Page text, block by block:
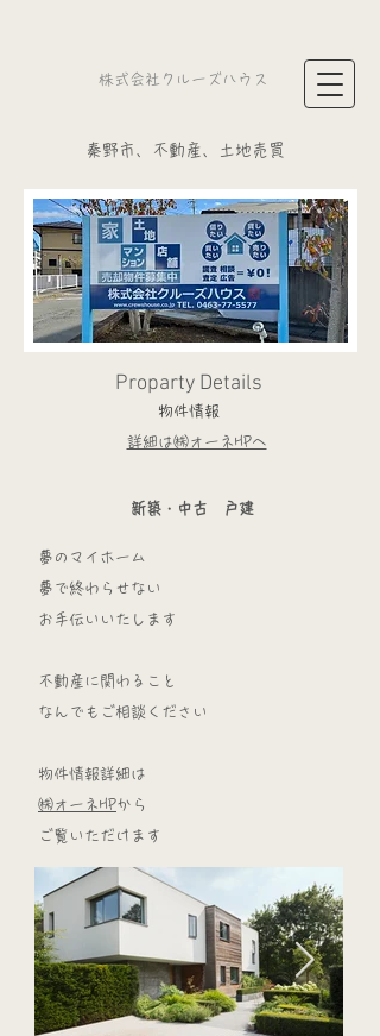
​株式会社クルーズハウス
​秦野市、不動産、土地売買
Proparty Details
物件情報
詳細は㈱オーネHPへ
​新築・中古 戸建
夢のマイホーム​
​夢で終わらせない
​お手伝いいたします
不動産に関わること
​なんでもご相談ください
物件情報詳細は
​㈱オーネHPから
ご覧いただけます